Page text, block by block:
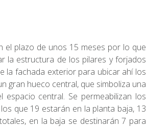
el plazo de unos 15 meses por lo que
la estructura de los pilares y forjados
la fachada exterior para ubicar ahí los
gran hueco central, que simboliza una
central. Se permeabilizan los
que 19 estarán en la planta baja, 13
en la baja se destinarán 7 para